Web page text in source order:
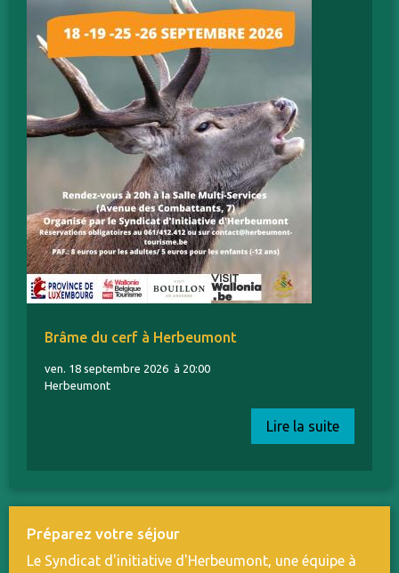
Brâme du cerf à Herbeumont
ven. 18 septembre 2026 à 20:00
Herbeumont
Lire la suite
Préparez votre séjour
Le Syndicat d'initiative d'Herbeumont, une équipe à